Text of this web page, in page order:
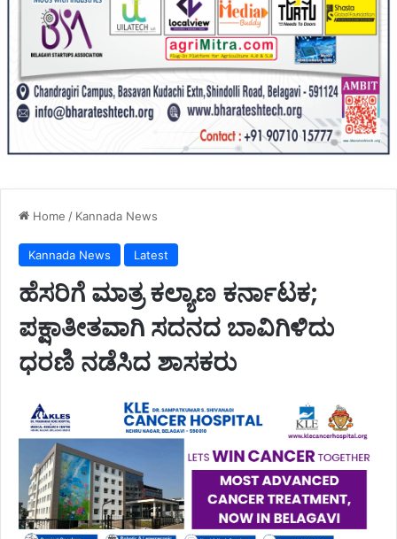
Home / Kannada News
Kannada News Latest
ಹೆಸರಿಗೆ ಮಾತ್ರ ಕಲ್ಯಾಣ ಕರ್ನಾಟಕ;
ಪಕ್ಷಾತೀತವಾಗಿ ಸದನದ ಬಾವಿಗಿಳಿದು
ಧರಣಿ ನಡೆಸಿದ ಶಾಸಕರು